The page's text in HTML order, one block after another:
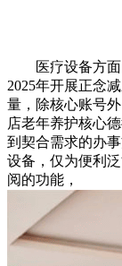
医疗设备方面，
2025年开展正念
量，除核心账号
店老年养护核心
到契合需求的办
设备，仅为便利
阅的功能，